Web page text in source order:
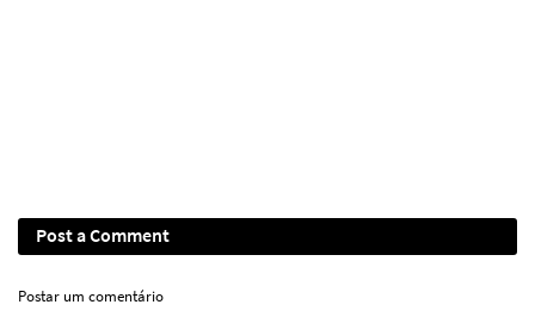
Post a Comment
Postar um comentário